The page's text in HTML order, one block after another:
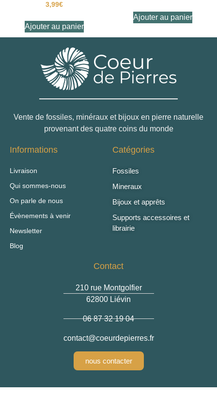
3,99€
Ajouter au panier
Ajouter au panier
Vente de fossiles, minéraux et bijoux en pierre naturelle
provenant des quatre coins du monde
Informations
Livraison
Qui sommes-nous
On parle de nous
Évènements à venir
Newsletter
Blog
Catégories
Fossiles
Mineraux
Bijoux et apprêts
Supports accessoires et
librairie
Contact
210 rue Montgolfier
62800 Liévin
06 87 32 19 04
contact@coeurdepierres.fr
nous contacter